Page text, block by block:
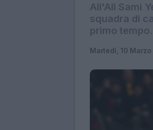
All'Ali Sami
squadra di
primo tempo.
Martedì, 10